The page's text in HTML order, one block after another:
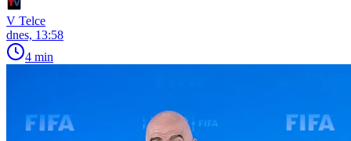
V Telce
dnes, 13:58
4 min